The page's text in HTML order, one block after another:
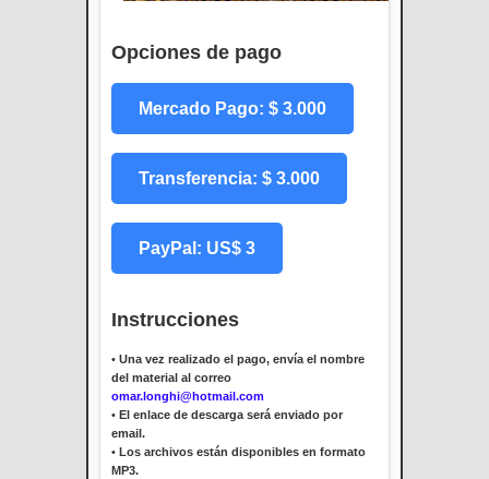
Opciones de pago
Mercado Pago: $ 3.000
Transferencia: $ 3.000
PayPal: US$ 3
Instrucciones
• Una vez realizado el pago, envía el nombre
del material al correo
omar.longhi@hotmail.com
• El enlace de descarga será enviado por
email.
• Los archivos están disponibles en formato
MP3.